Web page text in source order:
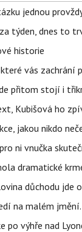
jednou
týden, dnes to
historie
vás zachrání
přitom stojí i
Kubišová ho
jakou nikdo
ni vnučka
dramatické
důchodu jde
na malém
po výhře nad